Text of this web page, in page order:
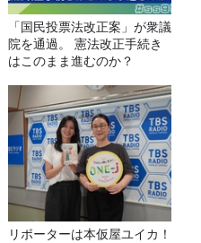
「国民投票法改正案」が衆議
院を通過。 憲法改正手続き
はこのまま進むのか？
リポーターは本仮屋ユイカ！